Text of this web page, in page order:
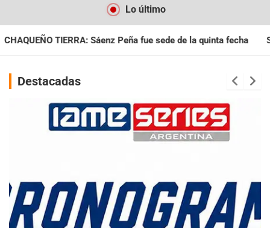
Lo último
fue sede de la quinta fecha SANTIAGUEÑO: Se cumplió
Destacadas